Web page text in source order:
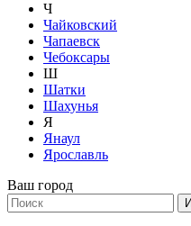
Ч
Чайковский
Чапаевск
Чебоксары
Ш
Шатки
Шахунья
Я
Янаул
Ярославль
Ваш город